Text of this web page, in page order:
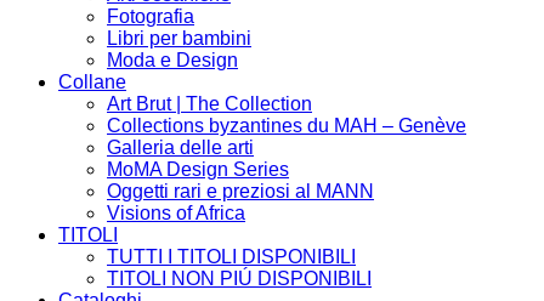
Fotografia
Libri per bambini
Moda e Design
Collane
Art Brut | The Collection
Collections byzantines du MAH – Genève
Galleria delle arti
MoMA Design Series
Oggetti rari e preziosi al MANN
Visions of Africa
TITOLI
TUTTI I TITOLI DISPONIBILI
TITOLI NON PIÚ DISPONIBILI